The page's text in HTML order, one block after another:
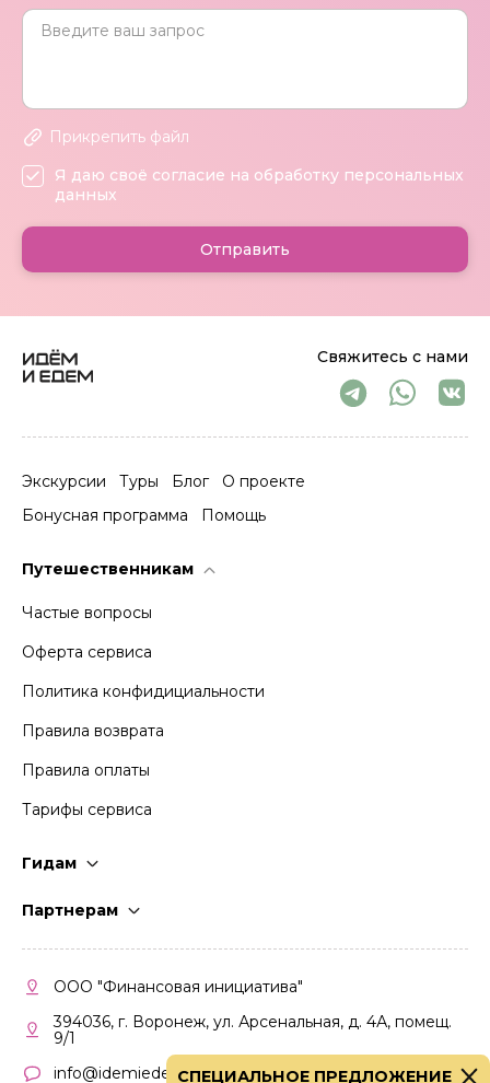
Свяжитесь с нами
Экскурсии Туры Блог
О проекте
Бонусная программа
Помощь
Путешественникам
Частые вопросы
Оферта сервиса
Политика конфидициальности
Правила возврата
Правила оплаты
Тарифы сервиса
Гидам
Партнерам
Кабинет партнера
Правила участия
ООО "Финансовая инициатива"
394036, г. Воронеж, ул. Арсенальная, д. 4А, помещ.
9/1
info@idemiedem.ru
Прикрепить файл
Я даю своё согласие на обработку персональных
данных
Отправить
СПЕЦИАЛЬНОЕ ПРЕДЛОЖЕНИЕ